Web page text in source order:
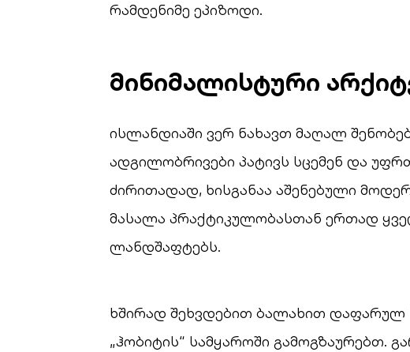
რამდენიმე ეპიზოდი.
მინიმალისტური
ისლანდიაში ვერ ნახავთ მაღალ
ადგილობრივები პატივს სცემენ და
ძირითადად, ხისგანაა აშენებული
მასალა პრაქტიკულობასთან ერთად
ლანდშაფტებს.
ხშირად შეხვდებით ბალახით დაფარულ
„ჰობიტის“ სამყაროში გამოგზაურებთ.